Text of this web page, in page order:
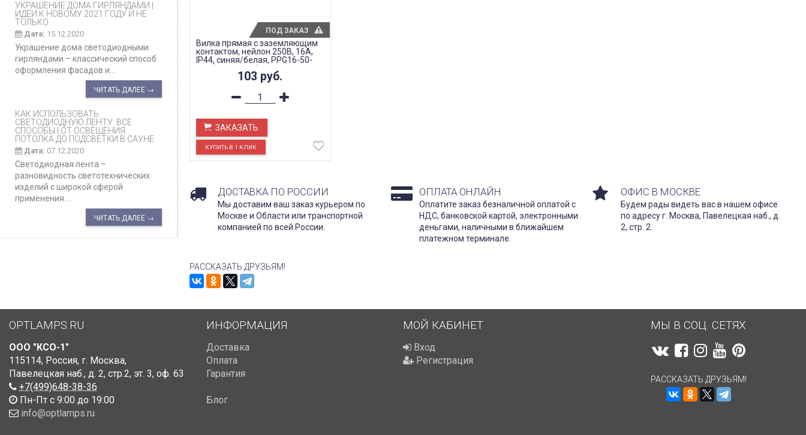
УКРАШЕНИЕ ДОМА ГИРЛЯНДАМИ |
ИДЕИ К НОВОМУ 2021 ГОДУ И НЕ
ТОЛЬКО
Дата: 15.12.2020
Украшение дома светодиодными
гирляндами – классический способ
оформления фасадов и...
ЧИТАТЬ ДАЛЕЕ →
КАК ИСПОЛЬЗОВАТЬ
СВЕТОДИОДНУЮ ЛЕНТУ: ВСЕ
СПОСОБЫ | ОТ ОСВЕЩЕНИЯ
ПОТОЛКА ДО ПОДСВЕТКИ В САУНЕ
Дата: 07.12.2020
Светодиодная лента –
разновидность светотехнических
изделий с широкой сферой
применения....
ЧИТАТЬ ДАЛЕЕ →
Вилка прямая с заземляющим
контактом, нейлон 250В, 16A,
IP44, синяя/белая, PPG16-50-
103 руб.
ЗАКАЗАТЬ
ПОД ЗАКАЗ
ДОСТАВКА ПО РОССИИ
Мы доставим ваш заказ курьером по
Москве и Области или транспортной
компанией по всей России.
ОПЛАТА ОНЛАЙН
Оплатите заказ безналичной оплатой с
НДС, банковской картой, электронными
деньгами, наличными в ближайшем
платежном терминале.
ОФИС В МОСКВЕ
Будем рады видеть вас в нашем офисе
по адресу г. Москва, Павелецкая наб., д.
2, стр. 2.
РАССКАЗАТЬ ДРУЗЬЯМ!
OPTLAMPS.RU
ООО "КСО-1"
115114, Россия, г. Москва,
Павелецкая наб., д. 2, стр.2, эт. 3, оф. 63
+7(499)648-38-36
Пн-Пт с 9:00 до 19:00
info@optlamps.ru
ИНФОРМАЦИЯ
Доставка
Оплата
Гарантия
Блог
МОЙ КАБИНЕТ
Вход
Регистрация
МЫ В СОЦ. СЕТЯХ
РАССКАЗАТЬ ДРУЗЬЯМ!